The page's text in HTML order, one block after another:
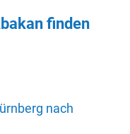
finden
nach